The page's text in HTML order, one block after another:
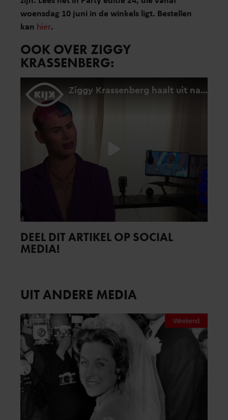
woensdag 10 juni in de winkels ligt. Bestellen
kan hier.
OOK OVER ZIGGY
KRASSENBERG:
DEEL DIT ARTIKEL OP SOCIAL
MEDIA!
UIT ANDERE MEDIA
Weekend